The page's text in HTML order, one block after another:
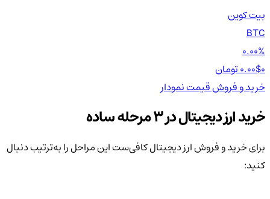
بیت کوین
BTC
0.00%
0.00$
خرید و فروشقیمتنمودار
خرید ارز دیجیتال در 3 مرحله ساده
برای خرید و فروش ارز دیجیتال کافی‌ست این مراحل را به‌ترتیب دنبال
کنید: